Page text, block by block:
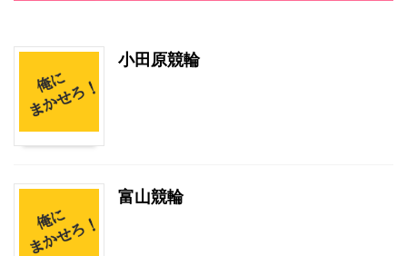
小田原競輪
富山競輪